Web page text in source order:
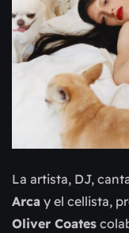
La artista, DJ,
Arca y el cellista,
Oliver Coates